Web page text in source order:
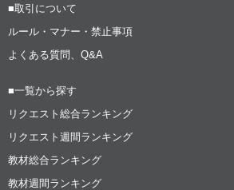
■取引について
ルール・マナー・禁止事項
よくある質問、Q&A
■一覧から探す
リクエスト総合ランキング
リクエスト週間ランキング
教材総合ランキング
教材週間ランキング